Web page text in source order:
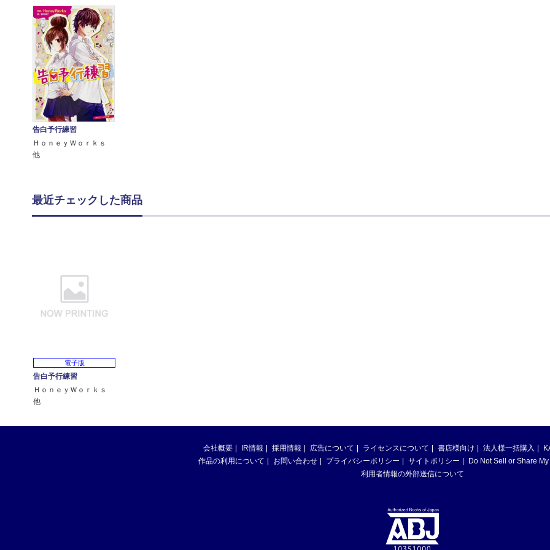
告白予行練習
ＨｏｎｅｙＷｏｒｋｓ
他
最近チェックした商品
電子版
告白予行練習
ＨｏｎｅｙＷｏｒｋｓ
他
会社概要 IR情報 採用情報 広告について ライセンスについて 書店様向け 法人様一括購入
作品の利用について
お問い合わせ プライバシーポリシー サイトポリシー
Do Not Sell or Share
利用者情報の外部送信について